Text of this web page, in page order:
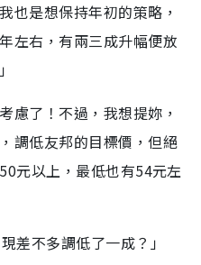
也是想保持年初的策略，
左右，有兩三成升幅便放
慮了！不過，我想提妳，
調低友邦的目標價，但絕
元以上，最低也有54元左
差不多調低了一成？」